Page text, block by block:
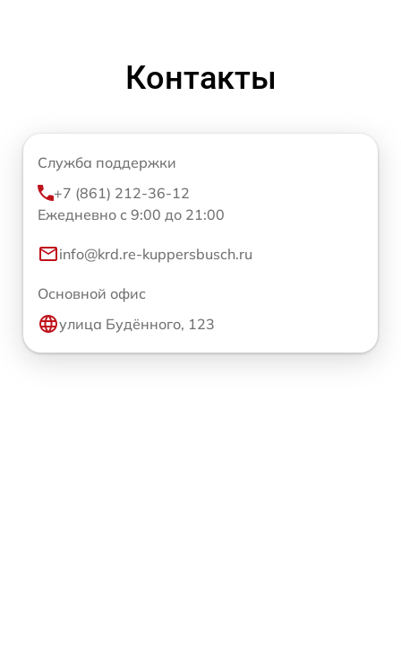
Контакты
Служба поддержки
+7 (861) 212-36-12
Ежедневно с 9:00 до 21:00
info@krd.re-kuppersbusch.ru
Основной офис
улица Будённого, 123